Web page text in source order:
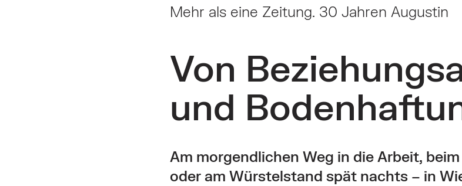
Mehr als eine Zeitung. 30 Jahren Augustin
Von
und
Am morgendlichen Weg in die Arbeit,
oder am Würstelstand spät nachts – in